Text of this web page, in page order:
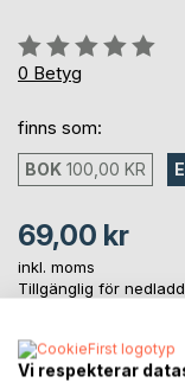
Betyg::
0%
0 Betyg
finns som:
BOK 100,00 KR
69,00 kr
inkl. moms
Tillgänglig för
Vi respekterar